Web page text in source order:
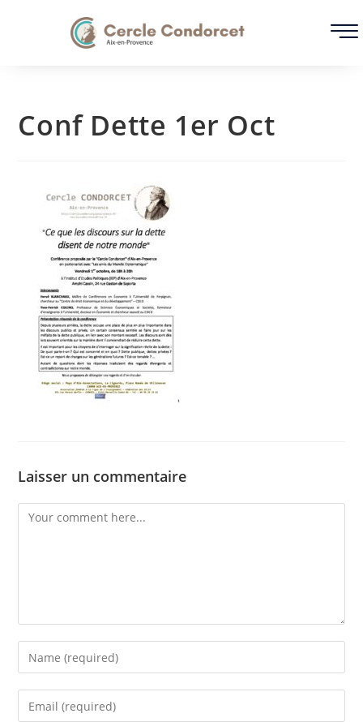
Conf Dette 1er Oct
Laisser un commentaire